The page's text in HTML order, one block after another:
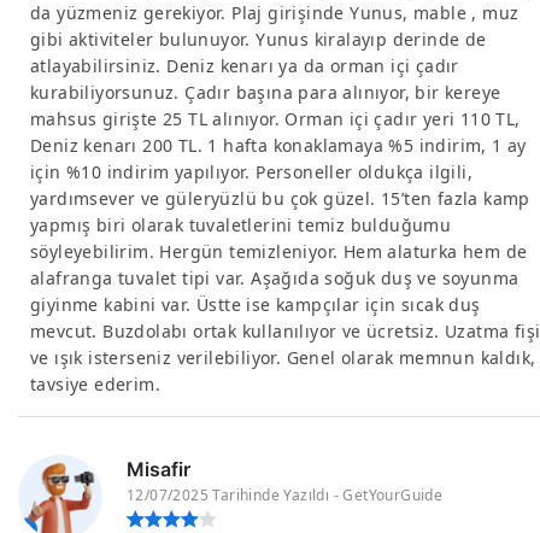
da yüzmeniz gerekiyor. Plaj girişinde Yunus, mable , muz
gibi aktiviteler bulunuyor. Yunus kiralayıp derinde de
atlayabilirsiniz. Deniz kenarı ya da orman içi çadır
kurabiliyorsunuz. Çadır başına para alınıyor, bir kereye
mahsus girişte 25 TL alınıyor. Orman içi çadır yeri 110 TL,
Deniz kenarı 200 TL. 1 hafta konaklamaya %5 indirim, 1 ay
için %10 indirim yapılıyor. Personeller oldukça ilgili,
yardımsever ve güleryüzlü bu çok güzel. 15’ten fazla kamp
yapmış biri olarak tuvaletlerini temiz bulduğumu
söyleyebilirim. Hergün temizleniyor. Hem alaturka hem de
alafranga tuvalet tipi var. Aşağıda soğuk duş ve soyunma
giyinme kabini var. Üstte ise kampçılar için sıcak duş
mevcut. Buzdolabı ortak kullanılıyor ve ücretsiz. Uzatma fişi
ve ışık isterseniz verilebiliyor. Genel olarak memnun kaldık,
tavsiye ederim.
Misafir
12/07/2025 Tarihinde Yazıldı - GetYourGuide